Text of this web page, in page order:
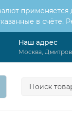
в счёте.
Наш адрес
Москва,